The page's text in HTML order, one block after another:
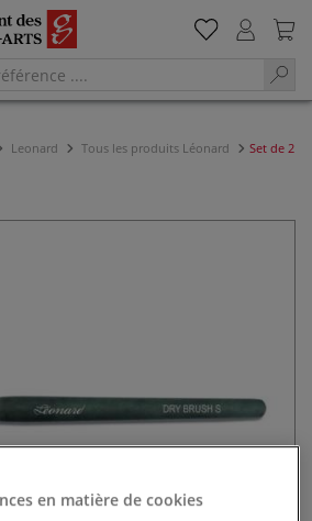
Leonard Tous les produits Léonard
Set de 2
en matière de cookies